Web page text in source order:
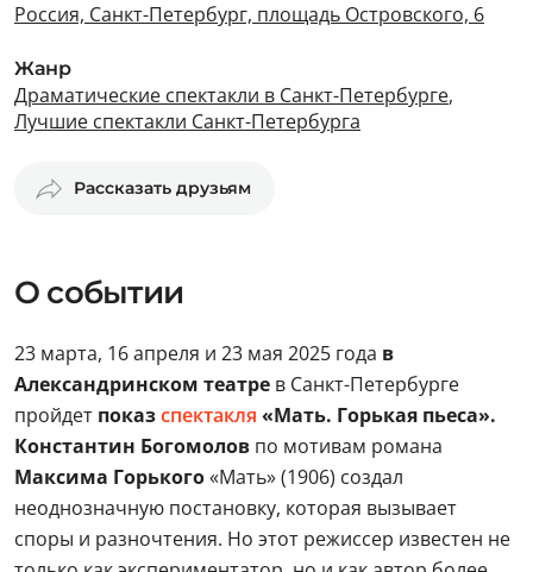
Россия, Санкт-Петербург, площадь Островского, 6
Жанр
Драматические спектакли в Санкт-Петербурге,
Лучшие спектакли Санкт-Петербурга
Рассказать друзьям
О событии
23 марта, 16 апреля и 23 мая 2025 года в
Александринском театре в Санкт-Петербурге
пройдет показспектакля «Мать. Горькая пьеса».
Константин Богомолов по мотивам романа
Максима Горького«Мать» (1906) создал
неоднозначную постановку, которая вызывает
споры и разночтения. Но этот режиссер известен не